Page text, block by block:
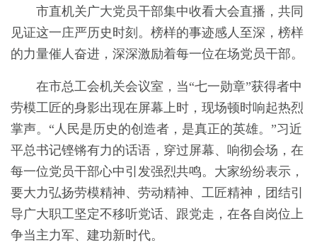
市直机关广大党员干部集中收看大会直播，共同
见证这一庄严历史时刻。榜样的事迹感人至深，榜样
的力量催人奋进，深深激励着每一位在场党员干部。
在市总工会机关会议室，当“七一勋章”获得者中
劳模工匠的身影出现在屏幕上时，现场顿时响起热烈
掌声。“人民是历史的创造者，是真正的英雄。”习近
平总书记铿锵有力的话语，穿过屏幕、响彻会场，在
每一位党员干部心中引发强烈共鸣。大家纷纷表示，
要大力弘扬劳模精神、劳动精神、工匠精神，团结引
导广大职工坚定不移听党话、跟党走，在各自岗位上
争当主力军、建功新时代。